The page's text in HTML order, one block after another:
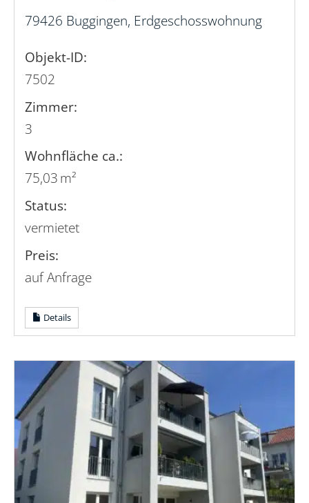
79426 Buggingen, Erdgeschosswohnung
Objekt-ID:
7502
Zimmer:
3
Wohnfläche ca.:
75,03 m²
Status:
vermietet
Preis:
auf Anfrage
Details